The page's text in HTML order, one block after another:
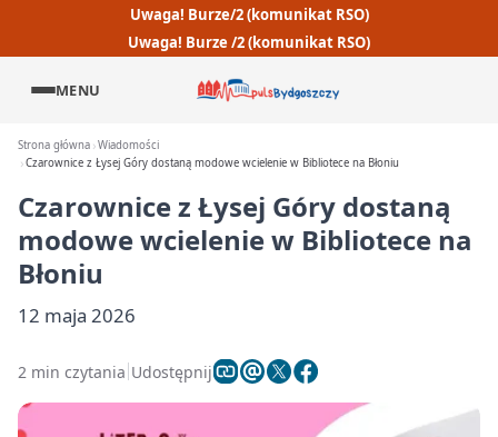
Uwaga! Burze/2 (komunikat RSO)
Uwaga! Burze /2 (komunikat RSO)
MENU
Strona główna Wiadomości
Czarownice z Łysej Góry dostaną modowe wcielenie w Bibliotece na Błoniu
Czarownice z Łysej Góry dostaną
modowe wcielenie w Bibliotece na
Błoniu
12 maja 2026
2 min czytania Udostępnij